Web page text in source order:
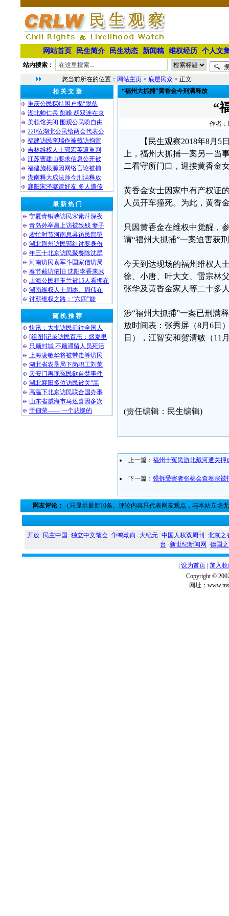
网站首页 民生简介 民生动态 新闻稿 维权经历 个人文
站内搜索：
您当前所在的位置： 网站主页 > 底层民众 > 正文
相 关 文 章
重庆公民探特困户揭“脱贫
湖北帅仁兵 彭峰 胡双连在京
美领馆关闭 围观公民盼自由
220位湖北公民给两会代表公
福建访民李瑞作被截访拘留
吉林维权人士郭宏英遭重判
江苏曹建山要求信息公开被
福建施根源因网络言论被捕
湖南释大成法师今刑满释放
襄阳宋泽宴请好友 多人遭传
最 新 热 门
宁夏青铜峡访民宋素萍深夜
青岛孙举昌上访被致残 妻子
农忙时节河南息县访民邢望
湖北荆州访民郭红讨要身份
年三十北京访民聚餐陈沈群
河南访民袁军斗国家信访局
春节截访依旧 沈阳李香来武
上海公民程玉兰被15人看押在
湖南维权人士周杰、周伟在
讨薪维权之路：“六四”能
随 机 推 荐
快讯：大批访民前往全国人
[组图]记录访民百态：盛夏里
只顾封城 不顾滞留人员死活
上海凌敏华将被带走等访民
湖北省农垦局下岗职工刘茉
天安门再现冤民欲自焚事件
湖北襄阳多位访民被关“黑
高温下北京访民联合国办事
山东省威海市马述喜因多次
于佃荣—— 一个悲惨的
“福州大抓捕”黄香金今刑满释放
“
作者：
【民生观察2018年8月
上，福州大抓捕一案另一当
二看守所门口，迎接黄香金
黄香金女士因家中有产权证
人员开车撞死。为此，黄香
只因黄香金在维权中觉醒，
谓“福州大抓捕”一案迫害获
今天到达现场的福州维权人
徐、小唐、叶大文、雷宗林
张华及黄香金家人等二十多
涉“福州大抓捕”一案已刑满
放时间表：张秀屏（8月6日
日），江智安和贺清敏（11
(责任编辑：民生编辑)
上一篇： 福州十冤民游北戴河遭关押
下一篇： 强拆受害者张棉会查卷宗被
网友评论： （只显示最新10条。评论内容只代表网友观点，与本站立场
·开放 · 民主中国 ·独立中文笔会 ·争鸣动向 ·大纪元 ·中国人权双周刊 ·北京之
台 ·新世纪新闻网 ·德国
设为首页 加入
Copyright ©
网址：